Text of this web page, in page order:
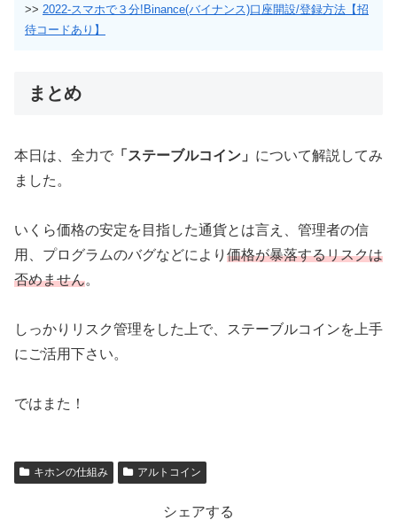
>> 2022-スマホで３分!Binance(バイナンス)口座開設/登録方法【招
待コードあり】
まとめ
本日は、全力で 「ステーブルコイン」 について解説してみ
ました。
いくら価格の安定を目指した通貨とは言え、管理者の信
用、プログラムのバグなどにより 価格が暴落するリスクは
否めません。
しっかりリスク管理をした上で、ステーブルコインを上手
にご活用下さい。
ではまた！
キホンの仕組み アルトコイン
シェアする